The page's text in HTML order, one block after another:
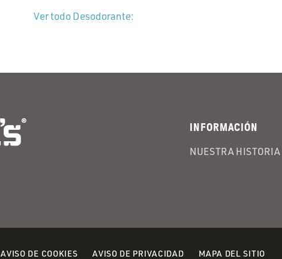
Ver todo Desodorante:
INFORMACIÓN
NUESTRA HISTORIA
AVISO DE COOKIES(OPENSAVISO DE PRIVACIDAD(OPENSMAPA DEL SITIO